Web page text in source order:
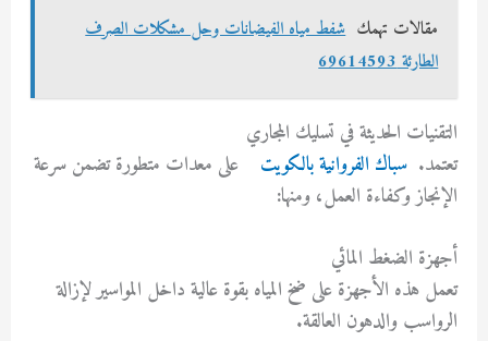
مقالات تهمك شفط مياه الفيضانات وحل مشكلات الصرف
الطارئة 69614593
التقنيات الحديثة في تسليك المجاري
تعتمد. سباك الفروانية بالكويت
على معدات متطورة تضمن سرعة
الإنجاز وكفاءة العمل، ومنها:
أجهزة الضغط المائي
تعمل هذه الأجهزة على ضخ المياه بقوة عالية داخل المواسير لإزالة
الرواسب والدهون العالقة.